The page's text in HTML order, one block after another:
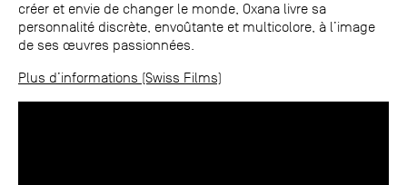
créer et envie de changer le monde, Oxana livre sa
personnalité discrète, envoûtante et multicolore, à l’image
de ses œuvres passionnées.
Plus d’informations (Swiss Films)